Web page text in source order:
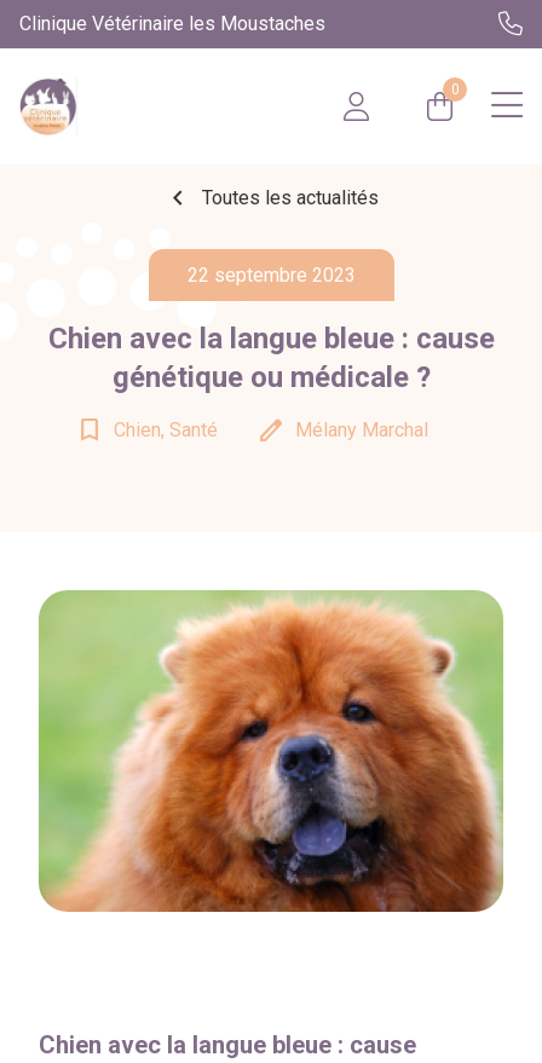
Clinique Vétérinaire les Moustaches
0
chevron_left Toutes les actualités
22 septembre 2023
Chien avec la langue bleue : cause
génétique ou médicale ?
bookmark_border
Chien, Santé edit Mélany Marchal
Chien avec la langue bleue : cause